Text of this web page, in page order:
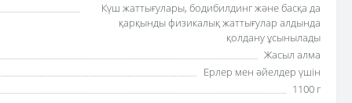
Күш жаттығулары, бодибилдинг және басқа да
қарқынды физикалық жаттығулар алдында
қолдану ұсынылады
Жасыл алма
Ерлер мен әйелдер үшін
1100 г